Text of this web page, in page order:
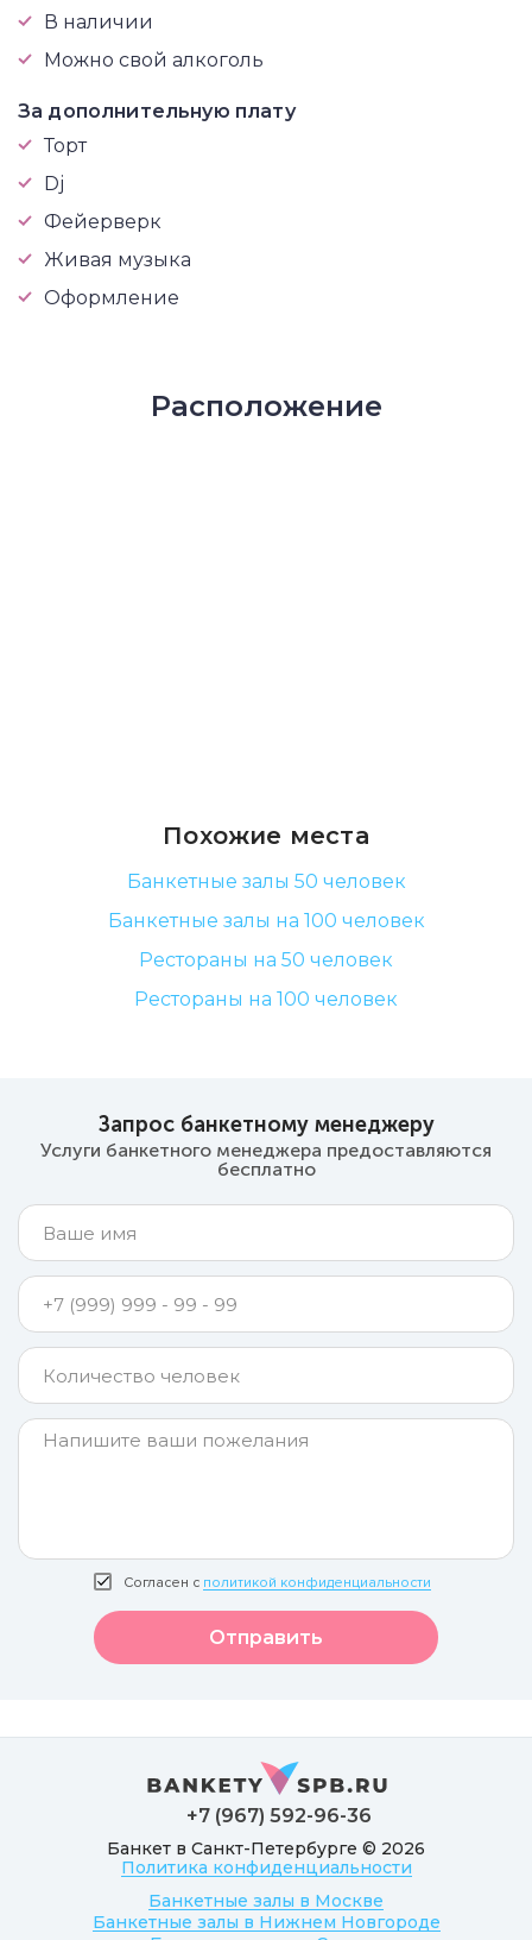
В наличии
Можно свой алкоголь
За дополнительную плату
Торт
Dj
Фейерверк
Живая музыка
Оформление
Расположение
Похожие места
Банкетные залы 50 человек
Банкетные залы на 100 человек
Рестораны на 50 человек
Рестораны на 100 человек
Запрос банкетному менеджеру
Услуги банкетного менеджера предоставляются
бесплатно
Согласен с политикой конфиденциальности
Отправить
Банкет в Санкт-Петербурге © 2026
Политика конфиденциальности
Банкетные залы в Москве
Банкетные залы в Нижнем Новгороде
+7 (967) 592-96-36